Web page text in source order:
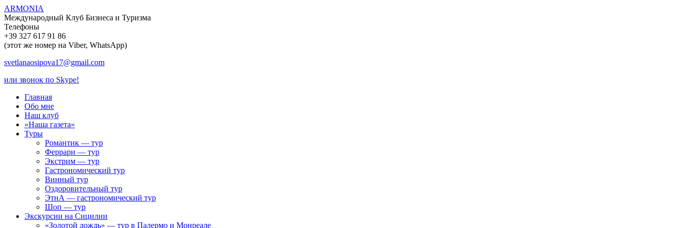
ARMONIA
Международный Клуб Бизнеса и Туризма
Телефоны
+39 327 617 91 86
(этот же номер на Viber, WhatsApp)
svetlanaosipova17@gmail.com
или звонок по Skype!
Главная
Обо мне
Наш клуб
«Наша газета»
Туры
Романтик — тур
Феррари — тур
Экстрим — тур
Гастрономический тур
Винный тур
Оздоровительный тур
ЭтнА — гастрономический тур
Шоп — тур
Экскурсии на Сицилии
«Золотой дождь» — тур в Палермо и Монреале